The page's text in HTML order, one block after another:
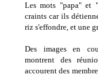
Les mots "papa" et
craints car ils
riz s'effondre, et une
Des images en
montrent des
accourent des